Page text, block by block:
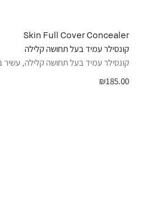
Skin Full Cover Concealer
קונסילר עמיד בעל תחושה קלילה
קונסילר עמיד בעל תחושה קלילה, עשיר
₪185.00